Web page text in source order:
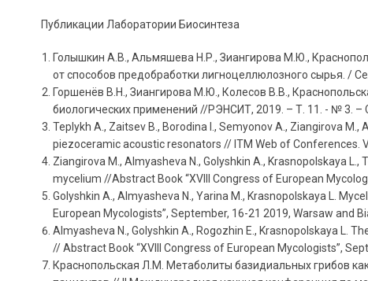
Публикации Лаборатории Биосинтеза
Голышкин А.В., Альмяшева Н.Р., Зиангирова М.Ю.,
от способов предобработки лигноцеллюлозного сырья. /
Горшенёв В.Н., Зиангирова М.Ю., Колесов В.В.,
биологических применений //РЭНСИТ, 2019. – Т. 11. - № 3. –
Teplykh A., Zaitsev B., Borodina I., Semyonov A., Ziangirova
piezoceramic acoustic resonators // ITM Web of Conferences.
Ziangirova M., Almyasheva N., Golyshkin A., Krasnopolskaya
mycelium //Abstract Book “XVIII Congress of European
Golyshkin A., Almyasheva N., Yarina M., Krasnopolskaya L.
European Mycologists”, September, 16-21 2019, Warsaw and
Almyasheva N., Golyshkin A., Rogozhin E., Krasnopolskaya L.
// Abstract Book “XVIII Congress of European Mycologists”,
Краснопольская Л.М. Метаболиты базидиальных грибов